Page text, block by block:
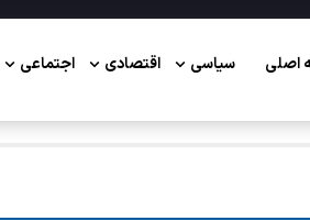
اصلی سیاسی اقتصادی اجتماعی